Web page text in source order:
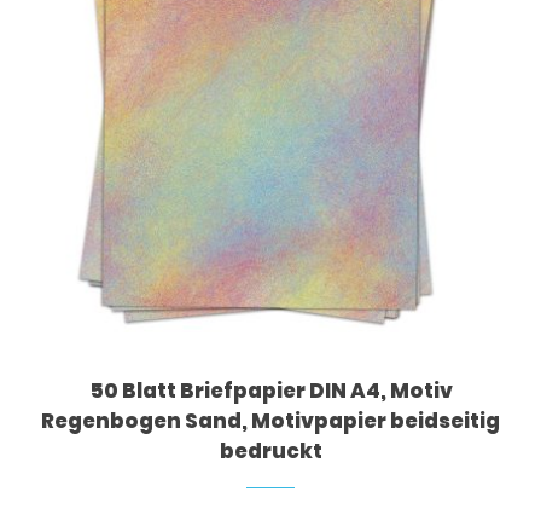
50 Blatt Briefpapier DIN A4, Motiv
Regenbogen Sand, Motivpapier beidseitig
bedruckt